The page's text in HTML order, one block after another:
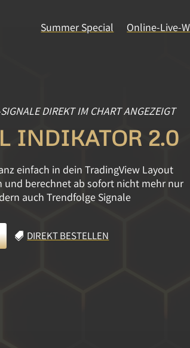
Summer Special Online-Live-
DIREKT IM CHART ANGEZEIGT
INDIKATOR 2.0
einfach in dein TradingView Layout
und berechnet ab sofort nicht mehr nur
auch Trendfolge Signale
DIREKT BESTELLEN